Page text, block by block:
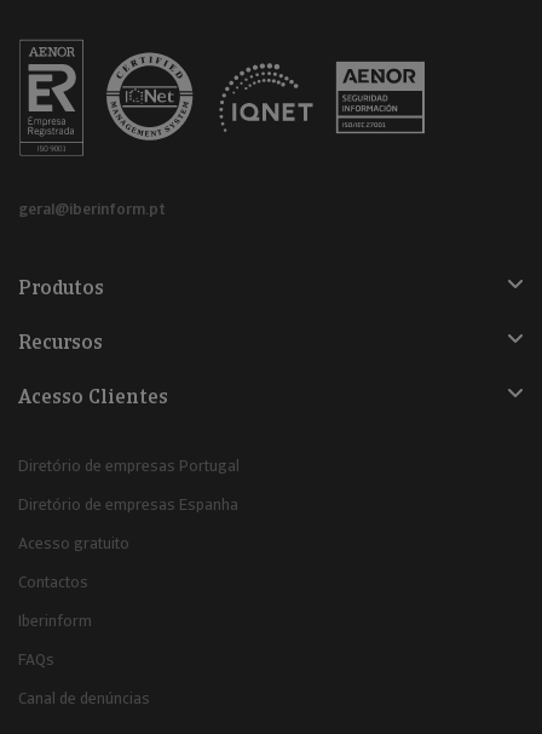
geral@iberinform.pt
Produtos
Recursos
Acesso Clientes
Diretório de empresas Portugal
Diretório de empresas Espanha
Acesso gratuito
Contactos
Iberinform
FAQs
Canal de denúncias